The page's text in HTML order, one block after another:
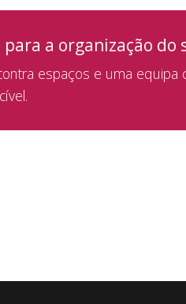
para a organização do
espaços e uma